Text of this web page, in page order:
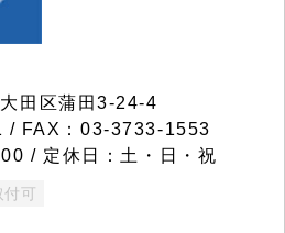
田区蒲田3-24-4
/ FAX：03-3733-1553
/ 定休日：土・日・祝
付可